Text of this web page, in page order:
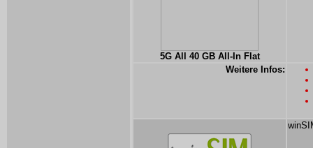
5G All 40 GB All-In Flat
Weitere Infos: